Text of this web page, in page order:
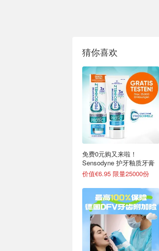
猜你喜欢
免费0元购又来啦！
Sensodyne 护牙釉质牙膏
价值€6.95 限量25000份